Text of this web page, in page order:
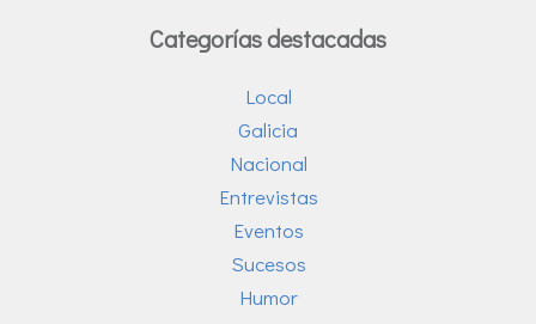
Categorías destacadas
Local
Galicia
Nacional
Entrevistas
Eventos
Sucesos
Humor